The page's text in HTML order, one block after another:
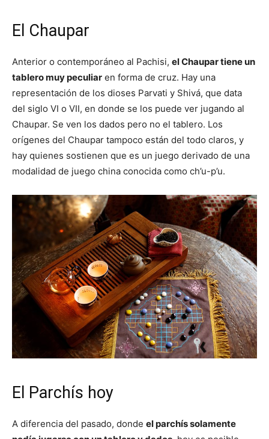
El Chaupar
Anterior o contemporáneo al Pachisi, el Chaupar tiene un
tablero muy peculiar en forma de cruz. Hay una
representación de los dioses Parvati y Shivá, que data
del siglo VI o VII, en donde se los puede ver jugando al
Chaupar. Se ven los dados pero no el tablero. Los
orígenes del Chaupar tampoco están del todo claros, y
hay quienes sostienen que es un juego derivado de una
modalidad de juego china conocida como ch’u-p’u.
El Parchís hoy
A diferencia del pasado, donde el parchís solamente